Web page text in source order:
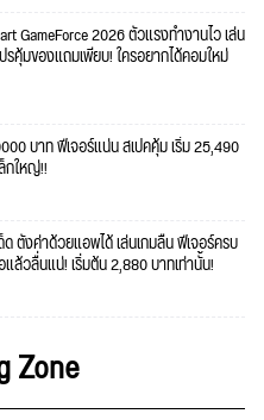
GameForce 2026 ตัวแรงทำงานไว เล่น
รคุ้มของแถมเพียบ! ใครอยากได้คอมใหม่
บาท ฟีเจอร์แน่น สเปคคุ้ม เริ่ม 25,490
กใหญ่!!
ด ตั้งค่าด้วยแอพได้ เล่นเกมลื่น ฟีเจอร์ครบ
แล้วลื่นแน่! เริ่มต้น 2,880 บาทเท่านั้น!
Zone